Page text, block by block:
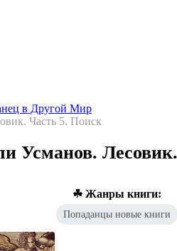
в Другой Мир
Часть 5. Поиск
Усманов.
☘ Жанры книги:
Попаданцы новые книги